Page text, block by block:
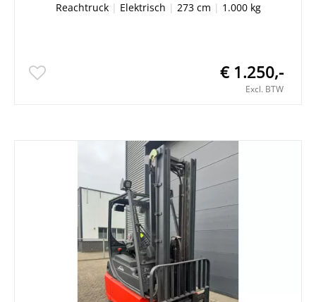
Reachtruck| Elektrisch | 273 cm | 1.000 kg
€ 1.250,-
Excl. BTW